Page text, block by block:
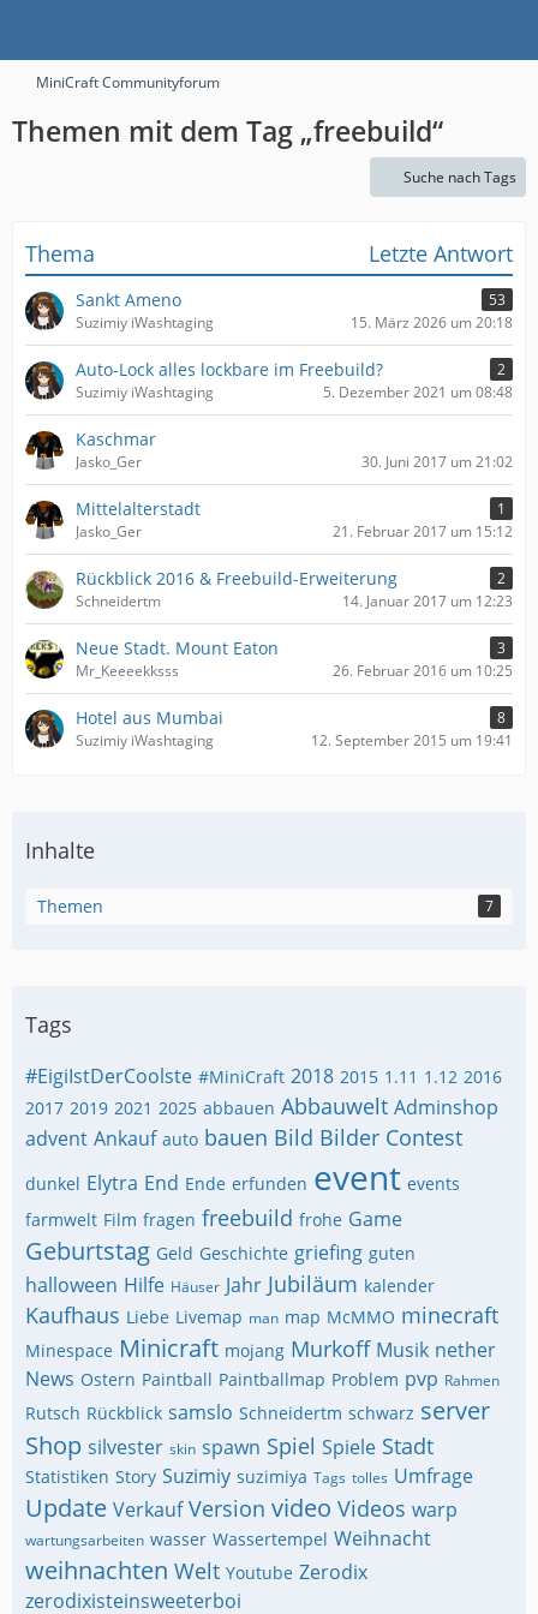
MiniCraft Communityforum
Themen mit dem Tag „freebuild“
Suche nach Tags
Thema Letzte Antwort
Sankt Ameno
53
Suzimiy iWashtaging
15. März 2026 um 20:18
Auto-Lock alles lockbare im Freebuild?
2
Suzimiy iWashtaging
5. Dezember 2021 um 08:48
Kaschmar
Jasko_Ger 30. Juni 2017 um 21:02
Mittelalterstadt
1
Jasko_Ger
21. Februar 2017 um 15:12
Rückblick 2016 & Freebuild-Erweiterung
2
Schneidertm
14. Januar 2017 um 12:23
Neue Stadt. Mount Eaton
3
Mr_Keeeekksss
26. Februar 2016 um 10:25
Hotel aus Mumbai
8
Suzimiy iWashtaging
12. September 2015 um 19:41
Inhalte
Themen 7
Tags
#EigiIstDerCoolste #MiniCraft 2018 2015 1.11 1.12 2016
2017 2019 2021 2025 abbauen Abbauwelt Adminshop
advent Ankauf auto bauen Bild Bilder Contest
dunkel Elytra End Ende erfunden event events
farmwelt Film fragen freebuild frohe Game
Geburtstag Geld Geschichte griefing guten
halloween Hilfe Häuser Jahr Jubiläum kalender
Kaufhaus Liebe Livemap man map McMMO minecraft
Minespace Minicraft mojang Murkoff Musik nether
News Ostern Paintball Paintballmap Problem pvp Rahmen
Rutsch Rückblick samslo Schneidertm schwarz server
Shop silvester skin spawn Spiel Spiele Stadt
Statistiken Story Suzimiy suzimiya Tags tolles Umfrage
Update Verkauf Version video Videos warp
wartungsarbeiten wasser Wassertempel Weihnacht
weihnachten Welt Youtube Zerodix
zerodixisteinsweeterboi